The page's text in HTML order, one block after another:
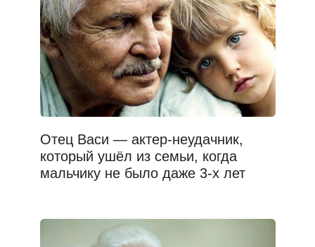
Отец Васи — актер-неудачник,
который ушёл из семьи, когда
мальчику не было даже 3-х лет